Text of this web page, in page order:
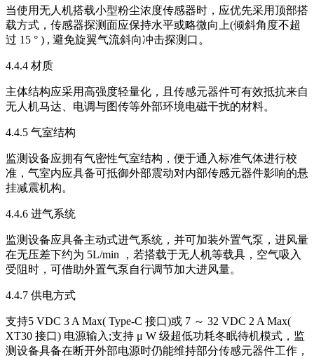
当使用无人机搭载小型粉尘浓度传感器时，应优先采用顶部搭
载方式，传感器探测面应保持水平或略微向上(倾斜角度不超
过 15 ° ) , 避免旋翼气流斜向冲击探测口。
4.4.4 材质
主体结构应采用高强度轻量化，且传感元器件可有效抵抗来自
无人机马达、电调与图传等外部环境电磁干扰的材料。
4.4.5 气室结构
监测设备应拥有气密性气室结构，便于通入标准气体进行校
准，气室内应具备可抵御外部震动对内部传感元器件影响的悬
挂减震机构。
4.4.6 进气系统
监测设备应具备主动式进气系统，并可加装外置气泵，进风量
在无压差下约为 5L/min ，若搭载于无人机等载具，空气吸入
受阻时，可借助外置气泵自行调节加大进风量。
4.4.7 供电方式
支持5 VDC 3 A Max( Type-C 接口)或 7 ～ 32 VDC 2 A Max(
XT30 接口) 电源输入;支持 μ W 级超低功耗冬眠待机模式，监
测设备具备在断开外部电源时仍能维持部分传感元器件工作，